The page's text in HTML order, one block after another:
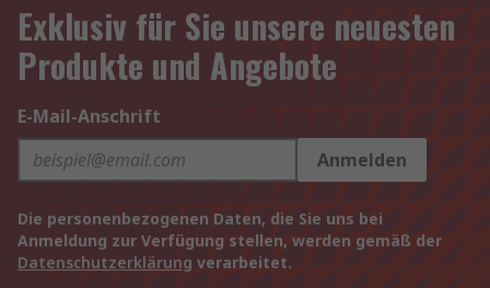
Exklusiv für Sie unsere neuesten
Produkte und Angebote
E-Mail-Anschrift
Anmelden
Die personenbezogenen Daten, die Sie uns bei
Anmeldung zur Verfügung stellen, werden gemäß der
Datenschutzerklärung verarbeitet.